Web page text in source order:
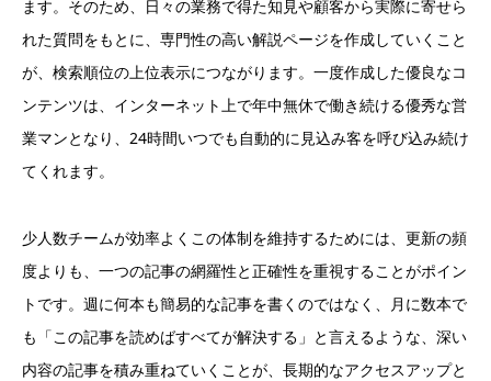
ます。そのため、日々の業務で得た知見や顧客から実際に寄せら
れた質問をもとに、専門性の高い解説ページを作成していくこと
が、検索順位の上位表示につながります。一度作成した優良なコ
ンテンツは、インターネット上で年中無休で働き続ける優秀な営
業マンとなり、24時間いつでも自動的に見込み客を呼び込み続け
てくれます。
少人数チームが効率よくこの体制を維持するためには、更新の頻
度よりも、一つの記事の網羅性と正確性を重視することがポイン
トです。週に何本も簡易的な記事を書くのではなく、月に数本で
も「この記事を読めばすべてが解決する」と言えるような、深い
内容の記事を積み重ねていくことが、長期的なアクセスアップと